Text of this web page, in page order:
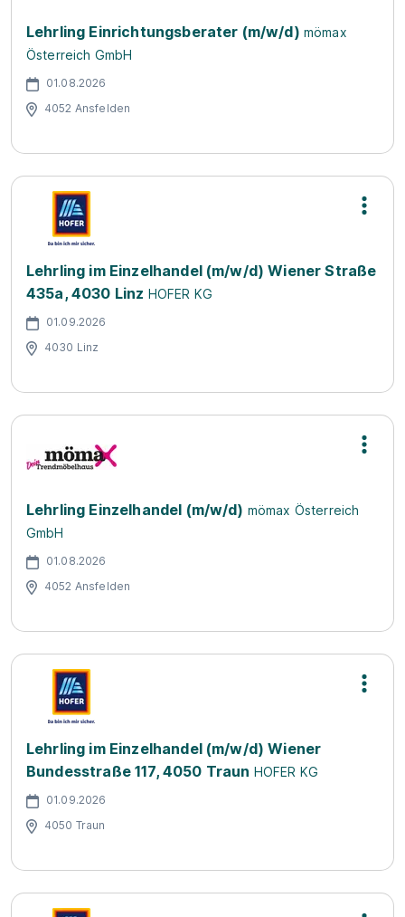
Lehrling Einrichtungsberater (m/w/d) mömax
Österreich GmbH
01.08.2026
4052 Ansfelden
Lehrling im Einzelhandel (m/w/d) Wiener Straße
435a, 4030 Linz HOFER KG
01.09.2026
4030 Linz
Lehrling Einzelhandel (m/w/d) mömax Österreich
GmbH
01.08.2026
4052 Ansfelden
Lehrling im Einzelhandel (m/w/d) Wiener
Bundesstraße 117, 4050 Traun HOFER KG
01.09.2026
4050 Traun